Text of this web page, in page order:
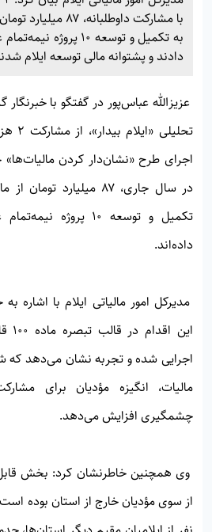
با مشارکت
به تکمیل و توسعه ۱۰
دادند و پشتوانه مالی توسعه ایلام
عزیزالله عباس‌پور در گفتگو با
تحلیلی «ایلام بیدار»
اجرای طرح «نشان‌دار کردن
در سال جاری، ۸۷ میلیارد
تکمیل و توسعه ۱۰
داده‌اند.
مدیرکل امور مالیاتی ایلام با اشاره
اجرایی شده و تجربه نشان می‌دهد که
مالیات، انگیزه مؤدیان برای
چشمگیری افزایش می‌دهد.
وی همچنین خاطرنشان کرد: بخش